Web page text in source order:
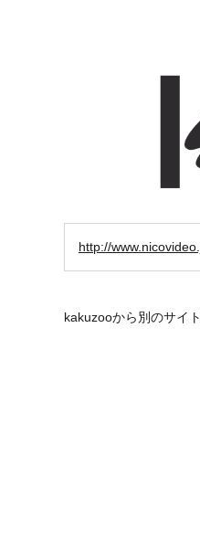
http://
kakuzooから別のサイ